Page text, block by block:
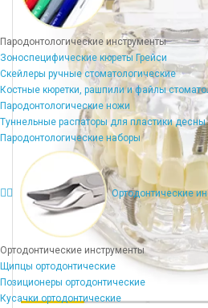
Пародонтологические инструменты
Зоноспецифические кюреты Грейси
Скейлеры ручные стоматологические
Костные кюретки, рашпили и файлы
Пародонтологические ножи
Туннельные распаторы для пластики десны
Пародонтологические наборы
Ортодонтические
Ортодонтические инструменты
Щипцы ортодонтические
Позиционеры ортодонтические
Кусачки ортодонтические